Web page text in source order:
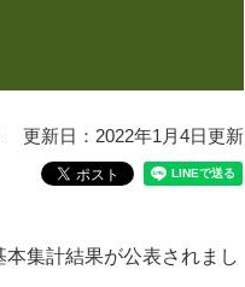
更新日：2022年1月4日更新
集計結果が公表されまし